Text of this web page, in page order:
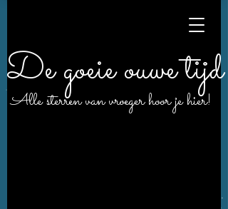
De goeie ouwe tijd
Alle sterren van vroeger hoor je hier!